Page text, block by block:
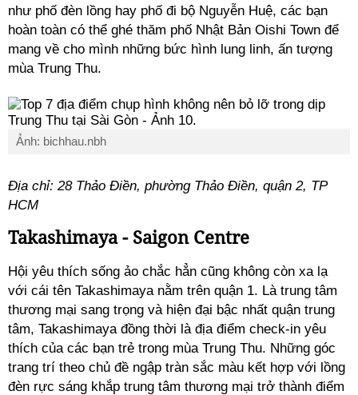
như phố đèn lồng hay phố đi bộ Nguyễn Huệ, các bạn
hoàn toàn có thể ghé thăm phố Nhật Bản Oishi Town để
mang về cho mình những bức hình lung linh, ấn tượng
mùa Trung Thu.
Ảnh: bichhau.nbh
Địa chỉ: 28 Thảo Điền, phường Thảo Điền, quận 2, TP
HCM
Takashimaya - Saigon Centre
Hội yêu thích sống ảo chắc hẳn cũng không còn xa lạ
với cái tên Takashimaya nằm trên quận 1. Là trung tâm
thương mại sang trọng và hiện đại bậc nhất quận trung
tâm, Takashimaya đồng thời là địa điểm check-in yêu
thích của các bạn trẻ trong mùa Trung Thu. Những góc
trang trí theo chủ đề ngập tràn sắc màu kết hợp với lồng
đèn rực sáng khắp trung tâm thương mại trở thành điểm